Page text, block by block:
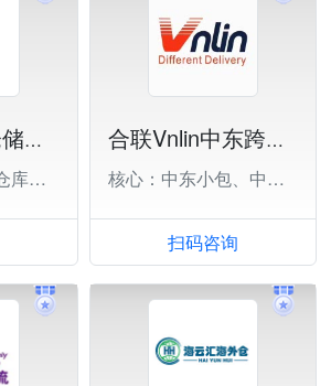
惠州市壹家仓储物理有限公司
完美服务，一手仓库，实时对接
合联Vnlin中东跨境电商物流
核心：中东小包、中东FBA、中东COD
扫码咨询